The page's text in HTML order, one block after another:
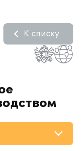
К списку